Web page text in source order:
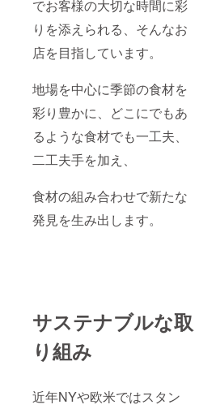
でお客様の大切な時間に彩
りを添えられる、そんなお
店を目指しています。
地場を中心に季節の食材を
彩り豊かに、どこにでもあ
るような食材でも一工夫、
二工夫手を加え、
食材の組み合わせで新たな
発見を生み出します。
サステナブルな取
り組み
近年NYや欧米ではスタン